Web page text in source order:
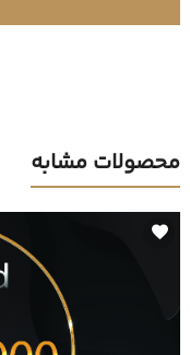
محصولات مشابه